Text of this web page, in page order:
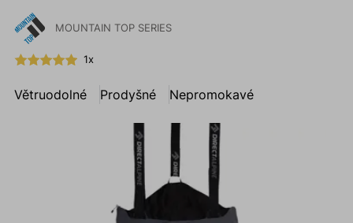
MOUNTAIN TOP SERIES
1x
Větruodolné Prodyšné Nepromokavé